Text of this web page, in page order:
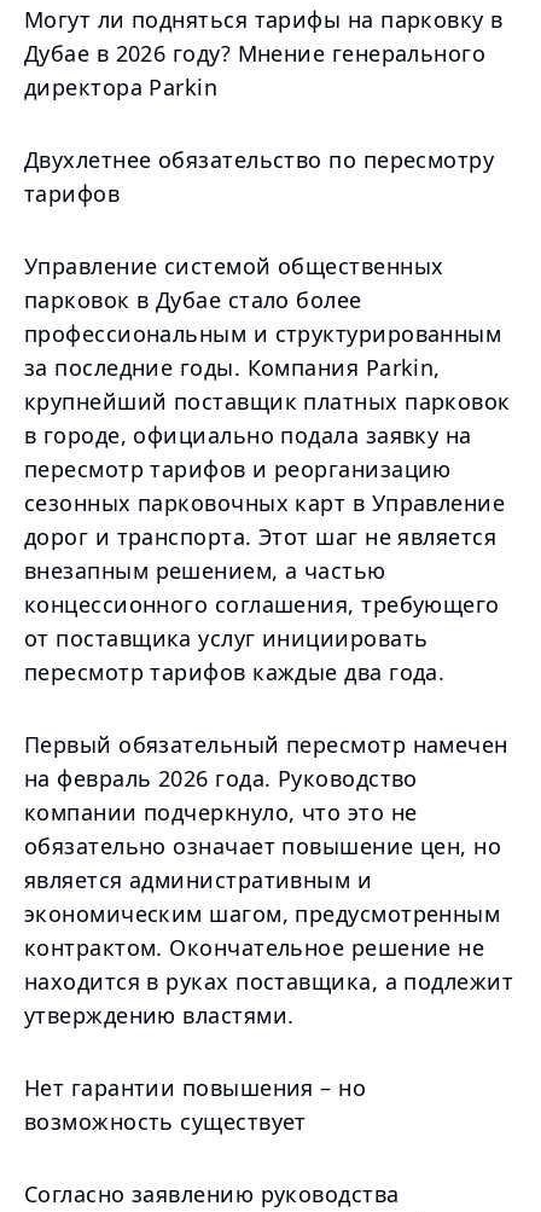
Могут ли подняться тарифы на парковку в
Дубае в 2026 году? Мнение генерального
директора Parkin
Двухлетнее обязательство по пересмотру
тарифов
Управление системой общественных
парковок в Дубае стало более
профессиональным и структурированным
за последние годы. Компания Parkin,
крупнейший поставщик платных парковок
в городе, официально подала заявку на
пересмотр тарифов и реорганизацию
сезонных парковочных карт в Управление
дорог и транспорта. Этот шаг не является
внезапным решением, а частью
концессионного соглашения, требующего
от поставщика услуг инициировать
пересмотр тарифов каждые два года.
Первый обязательный пересмотр намечен
на февраль 2026 года. Руководство
компании подчеркнуло, что это не
обязательно означает повышение цен, но
является административным и
экономическим шагом, предусмотренным
контрактом. Окончательное решение не
находится в руках поставщика, а подлежит
утверждению властями.
Нет гарантии повышения – но
возможность существует
Согласно заявлению руководства